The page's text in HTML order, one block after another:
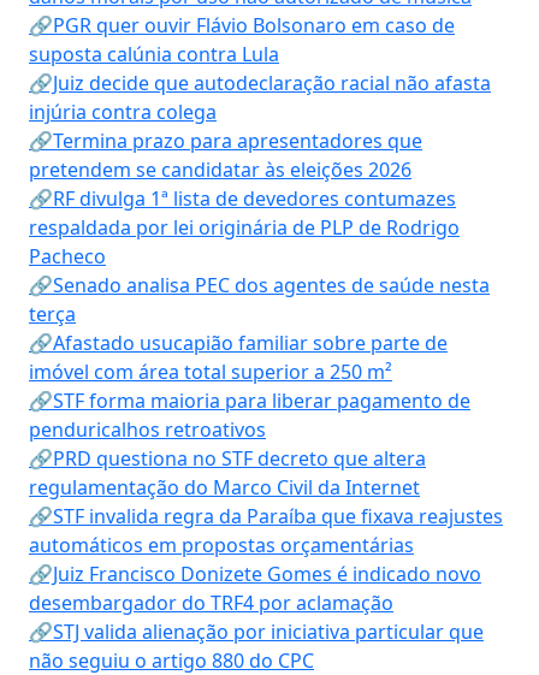
🔗PGR quer ouvir Flávio Bolsonaro em caso de
suposta calúnia contra Lula
🔗Juiz decide que autodeclaração racial não afasta
injúria contra colega
🔗Termina prazo para apresentadores que
pretendem se candidatar às eleições 2026
🔗RF divulga 1ª lista de devedores contumazes
respaldada por lei originária de PLP de Rodrigo
Pacheco
🔗Senado analisa PEC dos agentes de saúde nesta
terça
🔗Afastado usucapião familiar sobre parte de
imóvel com área total superior a 250 m²
🔗STF forma maioria para liberar pagamento de
penduricalhos retroativos
🔗PRD questiona no STF decreto que altera
regulamentação do Marco Civil da Internet
🔗STF invalida regra da Paraíba que fixava reajustes
automáticos em propostas orçamentárias
🔗Juiz Francisco Donizete Gomes é indicado novo
desembargador do TRF4 por aclamação
🔗STJ valida alienação por iniciativa particular que
não seguiu o artigo 880 do CPC